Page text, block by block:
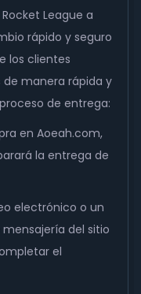
League a
rápido y seguro
los clientes
manera rápida y
de entrega:
en Aoeah.com,
la entrega de
electrónico o un
del sitio
el